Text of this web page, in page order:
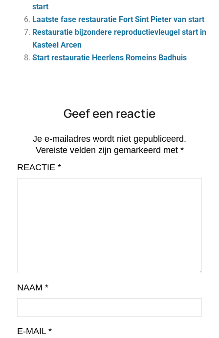
start
Laatste fase restauratie Fort Sint Pieter van start
Restauratie bijzondere reproductievleugel start in
Kasteel Arcen
Start restauratie Heerlens Romeins Badhuis
Geef een reactie
Je e-mailadres wordt niet gepubliceerd.
Vereiste velden zijn gemarkeerd met *
REACTIE *
NAAM *
E-MAIL *